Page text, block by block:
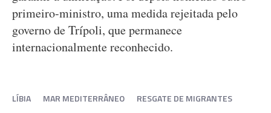
primeiro-ministro, uma medida rejeitada pelo
governo de Trípoli, que permanece
internacionalmente reconhecido.
LÍBIA MAR MEDITERRÂNEO
RESGATE DE MIGRANTES